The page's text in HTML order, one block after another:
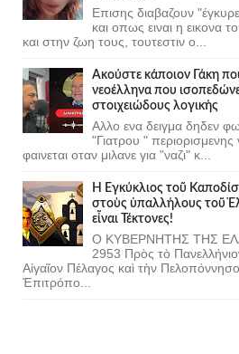
Επισης διαβαζουν
και οπως ειναι η εικονα
και στην ζωη τους, τουτεστιν ο...
Ακούστε κάποιον Γάκη
νεοέλληνα που
στοιχειώδους λογικής
Αλλο ενα δειγμα δηδεν
"Γιατρου "
φαινεται οταν μιλανε για "ναζι" κ...
Ἡ Ἐγκύκλιος τοῦ
στοὺς ὑπαλλήλους τοῦ
εἶναι Τέκτονες!
Ο ΚΥΒΕΡΝΗΤΗΣ ΤΗΣ
2953 Πρὸς τὸ
Αἰγαῖον Πέλαγος καὶ τὴν
Ἐπιτρόπο...